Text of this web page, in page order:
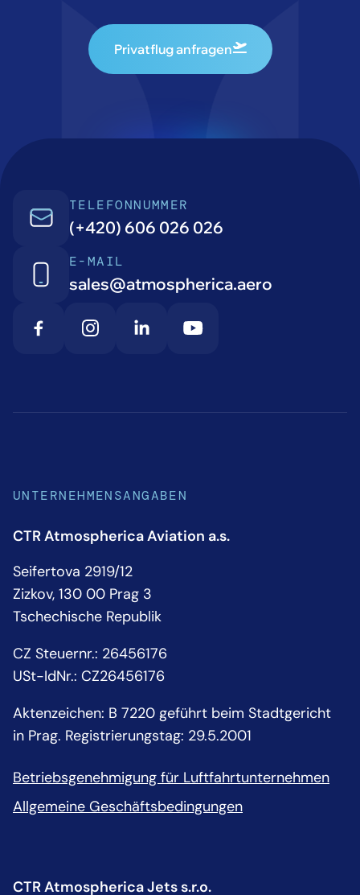
Privatflug anfragen
TELEFONNUMMER
(+420) 606 026 026
E-MAIL
sales@atmospherica.aero
UNTERNEHMENSANGABEN
CTR Atmospherica Aviation a.s.
Seifertova 2919/12
Zizkov, 130 00 Prag 3
Tschechische Republik
CZ Steuernr.: 26456176
USt-IdNr.: CZ26456176
Aktenzeichen: B 7220 geführt beim Stadtgericht
in Prag. Registrierungstag: 29.5.2001
Betriebsgenehmigung für Luftfahrtunternehmen
Allgemeine Geschäftsbedingungen
CTR Atmospherica Jets s.r.o.